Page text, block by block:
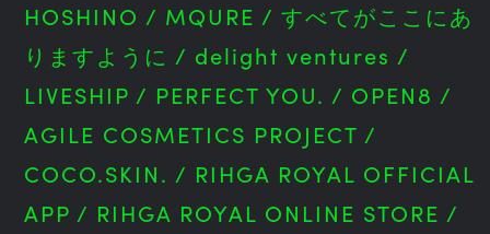
HOSHINO / MQURE /すべてがここにあ
りますように / delight ventures /
LIVESHIP / PERFECT YOU. / OPEN8 /
AGILE COSMETICS PROJECT /
COCO.SKIN. / RIHGA ROYAL OFFICIAL
APP / RIHGA ROYAL ONLINE STORE /